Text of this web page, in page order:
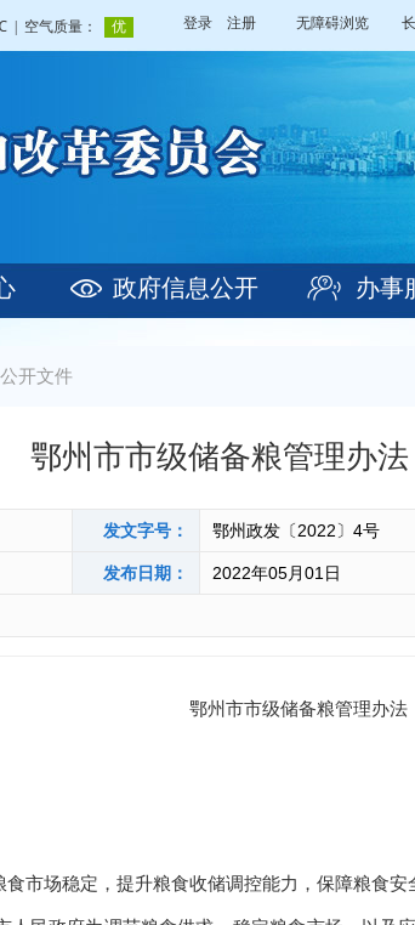
登录 注册 无障碍浏览
政府信息公开 办事
开文件
鄂州市市级储备粮管理办法
发文字号： 鄂州政发〔2022〕4号
发布日期： 2022年05月01日
鄂州市市级储备粮管理办法
市场稳定，提升粮食收储调控能力，保障粮食